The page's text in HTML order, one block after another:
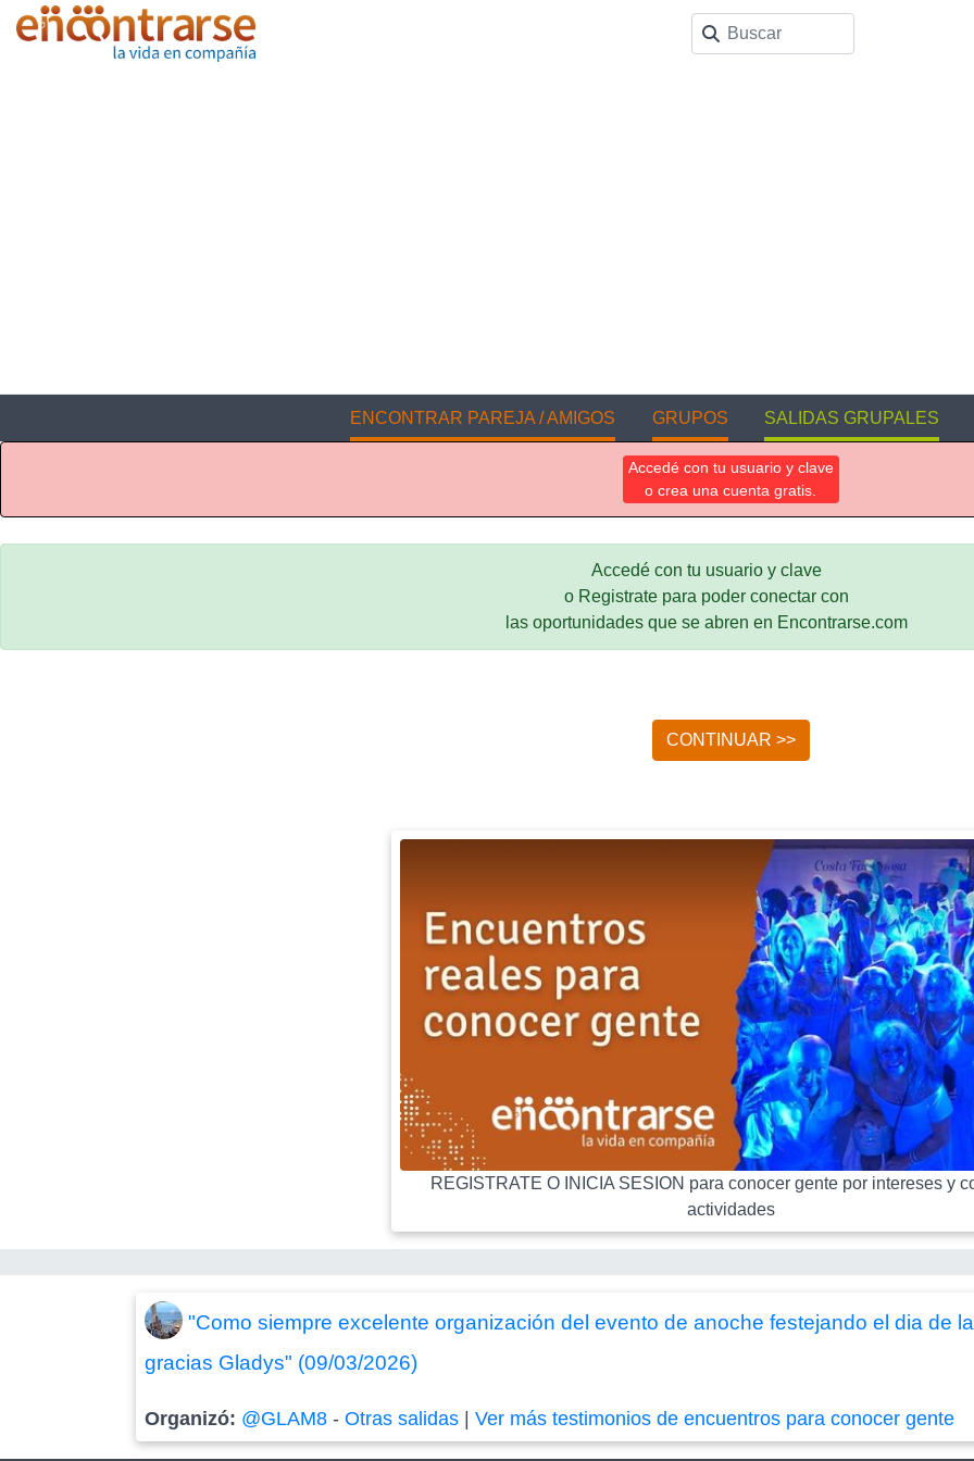
ENCONTRAR PAREJA / AMIGOS GRUPOS SALIDAS GRUPALES
Accedé con tu usuario y clave
o crea una cuenta gratis.
Accedé con tu usuario y clave
o Registrate para poder conectar con
las oportunidades que se abren en Encontrarse.com
CONTINUAR >>
REGISTRATE O INICIA SESION para conocer gente por intereses y
actividades
"Como siempre excelente organización del evento de anoche festejando el dia de
gracias Gladys" (09/03/2026)
Organizó: @GLAM8 -Otras salidas |Ver más testimonios de encuentros para conocer gente